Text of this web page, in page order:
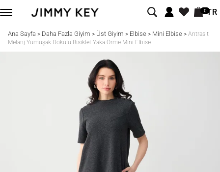
0TR
Ana Sayfa > Daha Fazla Giyim > Üst Giyim > Elbise> Mini Elbise> Antrasit
Melanj Yumuşak Dokulu Bisiklet Yaka Örme Mini Elbise